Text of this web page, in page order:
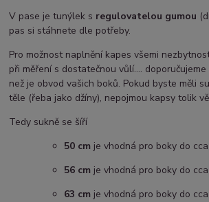
V pase je tunýlek s regulovatelou gumou
pas si stáhnete dle potřeby.
Pro možnost naplnění kapes všemi
při měření s dostatečnou vůlí....
než je obvod vašich boků. Pokud byste měli
těle (řeba jako džíny), nepojmou kapsy tolik
Tedy sukně se šíří
50 cm je vhodná pro boky do cca
56 cm je vhodná pro boky do cca
63 cm je vhodná pro boky do cca